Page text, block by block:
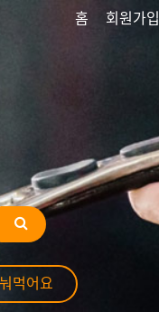
먹어요
홈 회원가입